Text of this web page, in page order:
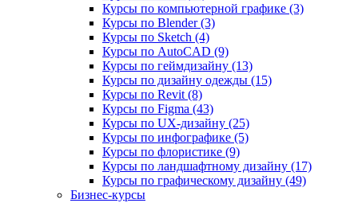
Курсы по компьютерной графике (3)
Курсы по Blender (3)
Курсы по Sketch (4)
Курсы по AutoCAD (9)
Курсы по геймдизайну (13)
Курсы по дизайну одежды (15)
Курсы по Revit (8)
Курсы по Figma (43)
Курсы по UX‑дизайну (25)
Курсы по инфографике (5)
Курсы по флористике (9)
Курсы по ландшафтному дизайну (17)
Курсы по графическому дизайну (49)
Бизнес-курсы